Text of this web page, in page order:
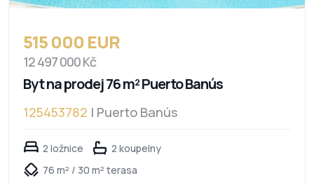
515 000 EUR
12 497 000 Kč
Byt na prodej 76 m² Puerto Banús
125453782 | Puerto Banús
2 ložnice
2 koupelny
76 m² / 30 m² terasa